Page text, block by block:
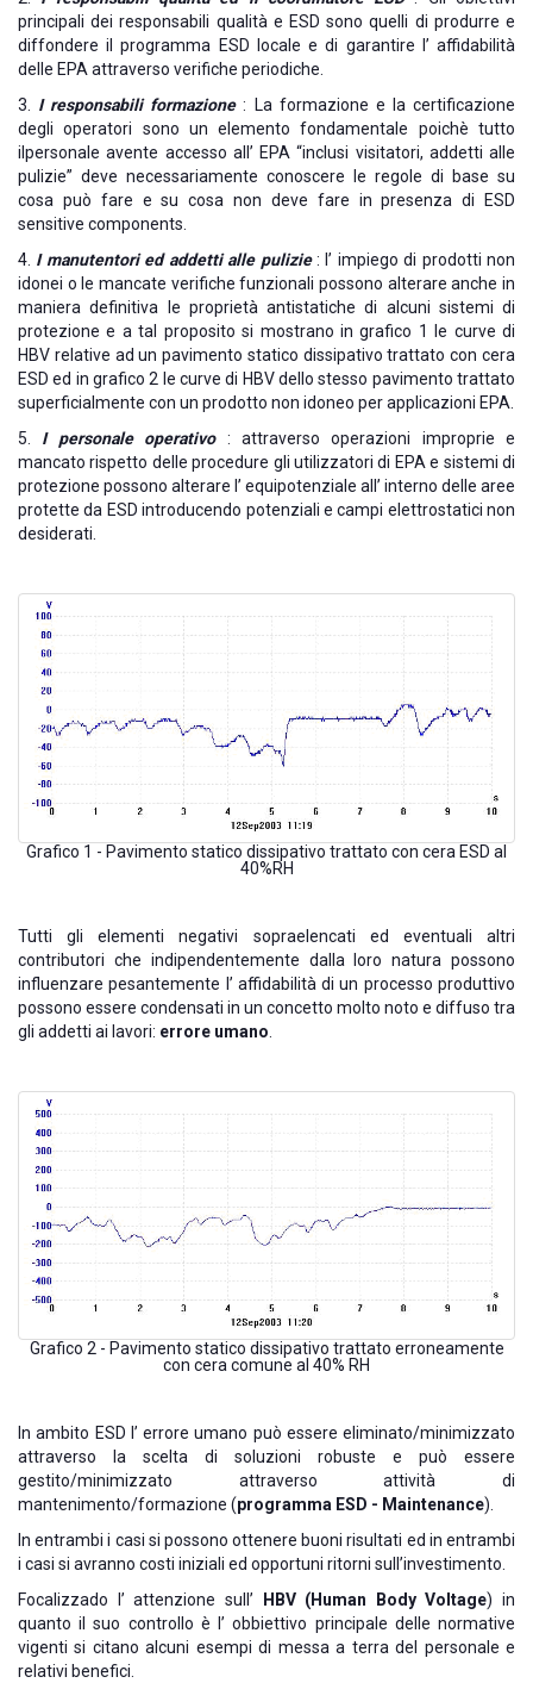
principali dei responsabili qualità e ESD sono quelli di produrre e
diffondere il programma ESD locale e di garantire l’ affidabilità
delle EPA attraverso verifiche periodiche.
3. I responsabili formazione: La formazione e la certificazione
degli operatori sono un elemento fondamentale poichè tutto
ilpersonale avente accesso all’ EPA “inclusi visitatori, addetti alle
pulizie” deve necessariamente conoscere le regole di base su
cosa può fare e su cosa non deve fare in presenza di ESD
sensitive components.
4. I manutentori ed addetti alle pulizie: l’ impiego di prodotti non
idonei o le mancate verifiche funzionali possono alterare anche in
maniera definitiva le proprietà antistatiche di alcuni sistemi di
protezione e a tal proposito si mostrano in grafico 1 le curve di
HBV relative ad un pavimento statico dissipativo trattato con cera
ESD ed in grafico 2 le curve di HBV dello stesso pavimento trattato
superficialmente con un prodotto non idoneo per applicazioni EPA.
5. I personale operativo : attraverso operazioni improprie e
mancato rispetto delle procedure gli utilizzatori di EPA e sistemi di
protezione possono alterare l’ equipotenziale all’ interno delle aree
protette da ESD introducendo potenziali e campi elettrostatici non
desiderati.
Grafico 1 - Pavimento statico dissipativo trattato con cera ESD al
40%RH
Tutti gli elementi negativi sopraelencati ed eventuali altri
contributori che indipendentemente dalla loro natura possono
influenzare pesantemente l’ affidabilità di un processo produttivo
possono essere condensati in un concetto molto noto e diffuso tra
gli addetti ai lavori: errore umano
Grafico 2 - Pavimento statico dissipativo trattato erroneamente
con cera comune al 40% RH
In ambito ESD l’ errore umano può essere eliminato/minimizzato
attraverso la scelta di soluzioni robuste e può essere
gestito/minimizzato attraverso attività di
mantenimento/formazione (programma ESD - Maintenance).
In entrambi i casi si possono ottenere buoni risultati ed in entrambi
i casi si avranno costi iniziali ed opportuni ritorni sull’investimento.
Focalizzado l’ attenzione sull’
HBV (Human Body Voltage) in
quanto il suo controllo è l’ obbiettivo principale delle normative
vigenti si citano alcuni esempi di messa a terra del personale e
relativi benefici.